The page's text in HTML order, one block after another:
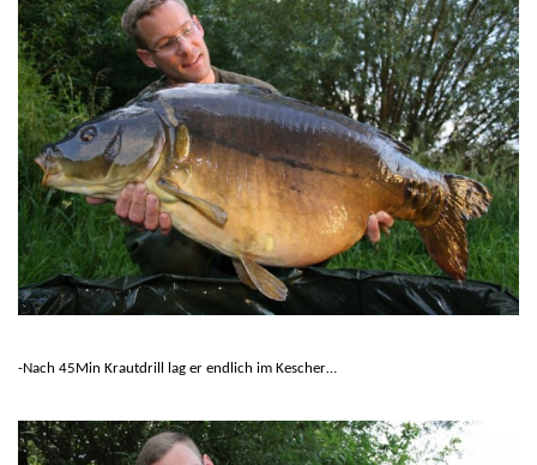
-Nach 45Min Krautdrill lag er endlich im Kescher…